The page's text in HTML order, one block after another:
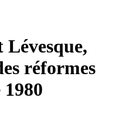
réformes